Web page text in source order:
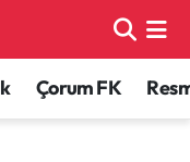
Çorum FK